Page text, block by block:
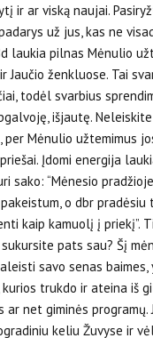
ir ar viską naujai.
už jus, kas ne
laukia pilnas Mėnulio
Jaučio ženkluose. Tai
todėl svarbius
išjautę.
per Mėnulio užtemimus
Įdomi energija
sako: “Mėnesio
o dbr pradėsiu
kaip kamuolį į priekį”.
pats sau? Šį
savo senas baimes,
kurios trukdo ir ateina iš
ar net giminės programų.
keliu Žuvyse ir